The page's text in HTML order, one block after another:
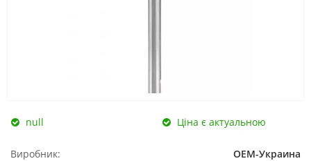
null Ціна є актуальною
Виробник:
ОЕМ-Украина